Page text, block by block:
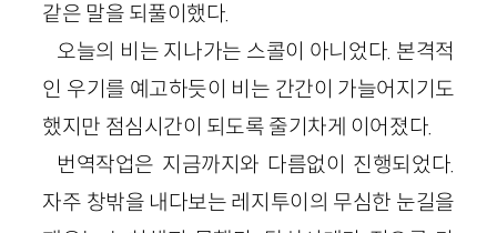
같은 말을 되풀이했다.
오늘의 비는 지나가는 스콜이 아니었다. 본격적
인 우기를 예고하듯이 비는 간간이 가늘어지기도
했지만 점심시간이 되도록 줄기차게 이어졌다.
번역작업은 지금까지와 다름없이 진행되었다.
자주 창밖을 내다보는 레지투이의 무심한 눈길을